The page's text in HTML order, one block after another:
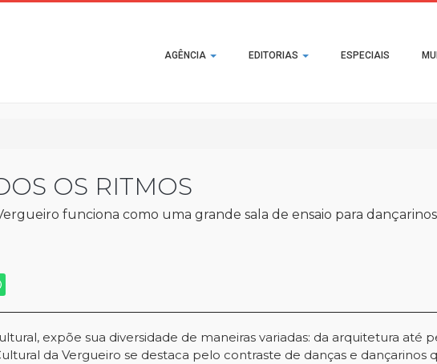
Main
navigation
AGÊNCIA EDITORIAS ESPECIAIS
OS RITMOS
funciona como uma grande sala de ensaio para
expõe sua diversidade de maneiras variadas: da arquitetura até
da Vergueiro se destaca pelo contraste de danças e dançarinos